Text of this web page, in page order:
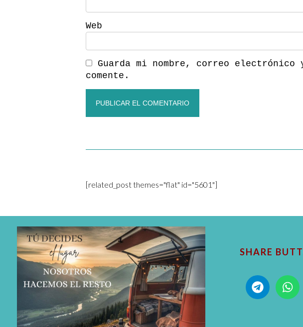
Web
Guarda mi nombre, correo electrónico
comente.
[related_post themes="flat" id="5601"]
SHARE